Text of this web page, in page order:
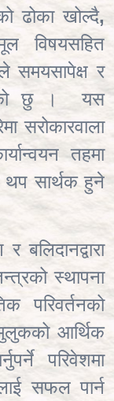
ढोका खोल्दै,
विषयसहित
समयसापेक्ष र
छु ।
यस
सरोकारवाला
तहमा
सार्थक हुने
र बलिदानद्वारा
स्थापना
परिवर्तनको
आर्थिक
परिवेशमा
सफल पार्न